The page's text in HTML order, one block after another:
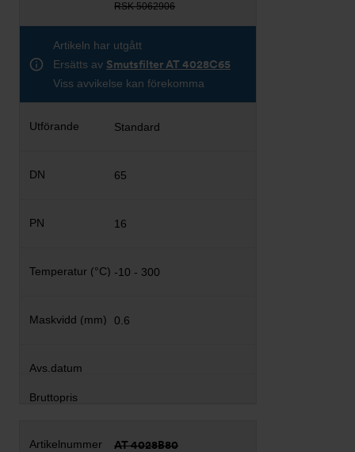
RSK 5062906
Artikeln har utgått
Ersätts av Smutsfilter AT 4028C65
Viss avvikelse kan förekomma
Standard
65
16
-10 - 300
0.6
AT 4028B80